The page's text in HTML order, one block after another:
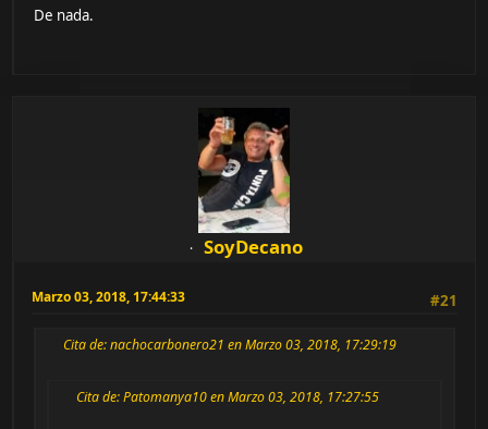
De nada.
SoyDecano
Marzo 03, 2018, 17:44:33 #21
Cita de: nachocarbonero21 en Marzo 03, 2018, 17:29:19
Cita de: Patomanya10 en Marzo 03, 2018, 17:27:55